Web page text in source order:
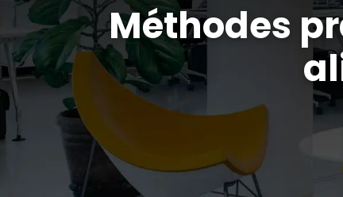
Méthodes